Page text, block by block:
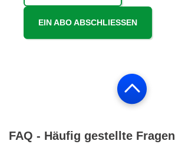
EIN ABO ABSCHLIESSEN
FAQ - Häufig gestellte Fragen